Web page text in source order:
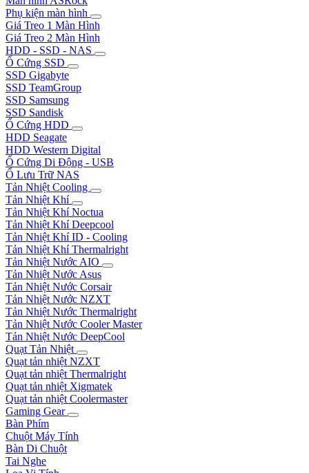
Phụ kiện màn hình
Giá Treo 1 Màn Hình
Giá Treo 2 Màn Hình
HDD - SSD - NAS
Ổ Cứng SSD
SSD Gigabyte
SSD TeamGroup
SSD Samsung
SSD Sandisk
Ổ Cứng HDD
HDD Seagate
HDD Western Digital
Ổ Cứng Di Động - USB
Ổ Lưu Trữ NAS
Tản Nhiệt Cooling
Tản Nhiệt Khí
Tản Nhiệt Khí Noctua
Tản Nhiệt Khí Deepcool
Tản Nhiệt Khí ID - Cooling
Tản Nhiệt Khí Thermalright
Tản Nhiệt Nước AIO
Tản Nhiệt Nước Asus
Tản Nhiệt Nước Corsair
Tản Nhiệt Nước NZXT
Tản Nhiệt Nước Thermalright
Tản Nhiệt Nước Cooler Master
Tản Nhiệt Nước DeepCool
Quạt Tản Nhiệt
Quạt tản nhiệt NZXT
Quạt tản nhiệt Thermalright
Quạt tản nhiệt Xigmatek
Quạt tản nhiệt Coolermaster
Gaming Gear
Bàn Phím
Chuột Máy Tính
Bàn Di Chuột
Tai Nghe